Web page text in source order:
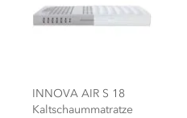
INNOVA AIR S 18
Kaltschaummatratze